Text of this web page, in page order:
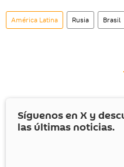
América Latina Rusia Brasil
Síguenos en X y
las últimas noticias.